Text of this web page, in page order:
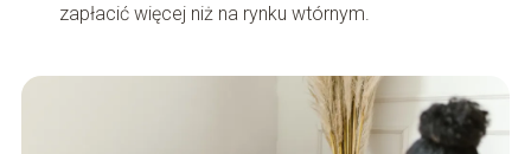
zapłacić więcej niż na rynku wtórnym.